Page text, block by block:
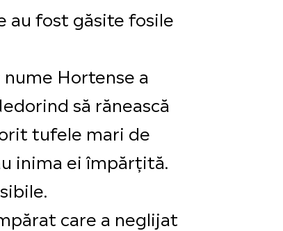
au fost găsite fosile
Hortense a
să rănească
tufele mari de
inima ei împărțită.
care a neglijat